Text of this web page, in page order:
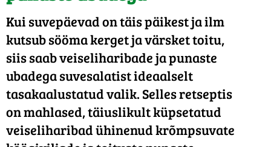
Kui suvepäevad on täis päikest ja ilm
kutsub sööma kerget ja värsket toitu,
siis saab veiseliharibade ja punaste
ubadega suvesalatist ideaalselt
tasakaalustatud valik. Selles retseptis
on mahlased, täiuslikult küpsetatud
veiseliharibad ühinenud krõmpsuvate